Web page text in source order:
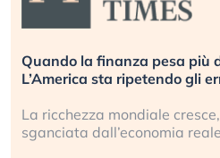
Quando la finanza pesa più
L’America sta ripetendo gli
La ricchezza mondiale
sganciata dall’economia